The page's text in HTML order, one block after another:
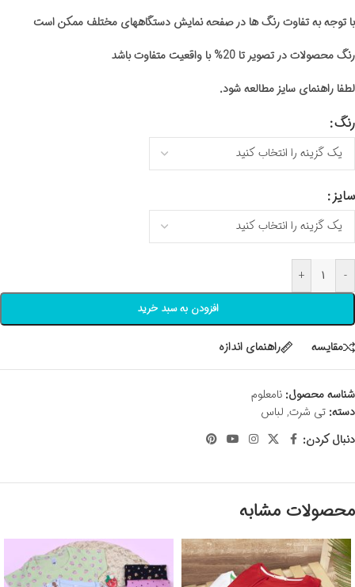
با توجه به تفاوت رنگ ها در صفحه نمایش دستگاههای مختلف ممکن است
رنگ محصولات در تصویر تا 20% با واقعیت متفاوت باشد
لطفا راهنمای سایز مطالعه شود.
رنگ
سایز
-
+
افزودن به سبد خرید
مقايسه راهنمای اندازه
شناسه محصول: نامعلوم
دسته: تی شرت, لباس
دنبال کردن:
محصولات مشابه